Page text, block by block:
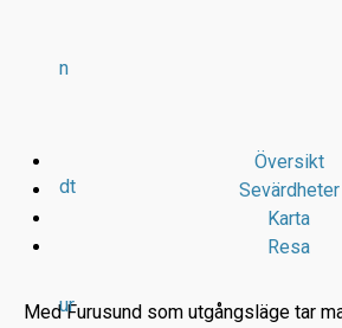
n
dt
ur
Översikt
Sevärdheter
Karta
Resa
Med Furusund som utgångsläge tar